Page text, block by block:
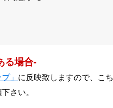
る場合-
」 に反映致しますので、こち
さい。